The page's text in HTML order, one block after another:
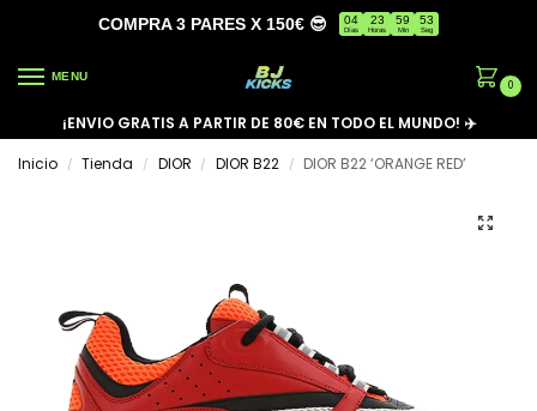
COMPRA 3 PARES X 150€ 😎 04
Días
23
Horas
59
Min
53
Seg
MENU
0
¡ENVIO GRATIS A PARTIR DE 80€ EN TODO EL MUNDO! ✈️
Inicio
/ Tienda / DIOR / DIOR B22 / DIOR B22 ‘ORANGE RED’